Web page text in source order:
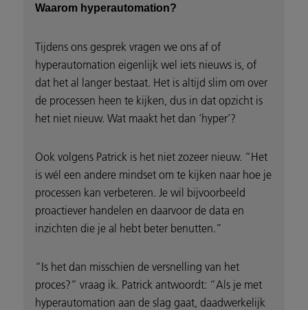
Waarom hyperautomation?
Tijdens ons gesprek vragen we ons af of
hyperautomation eigenlijk wel iets nieuws is, of
dat het al langer bestaat. Het is altijd slim om over
de processen heen te kijken, dus in dat opzicht is
het niet nieuw. Wat maakt het dan ‘hyper’?
Ook volgens Patrick is het niet zozeer nieuw. “Het
is wél een andere mindset om te kijken naar hoe je
processen kan verbeteren. Je wil bijvoorbeeld
proactiever handelen en daarvoor de data en
inzichten die je al hebt beter benutten.”
“Is het dan misschien de versnelling van het
proces?” vraag ik. Patrick antwoordt: “Als je met
hyperautomation aan de slag gaat, daadwerkelijk